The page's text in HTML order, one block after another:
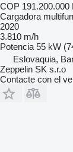
COP 191.200.000
Cargadora
2020
3.810 m/h
Potencia 55 kW
Eslovaquia,
Zeppelin SK s.r.o
Contacte con el